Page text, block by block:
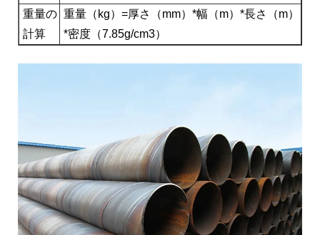
重量の
計算
重量（kg）=厚さ（mm）*幅（m）*長さ（m）
*密度（7.85g/cm3）